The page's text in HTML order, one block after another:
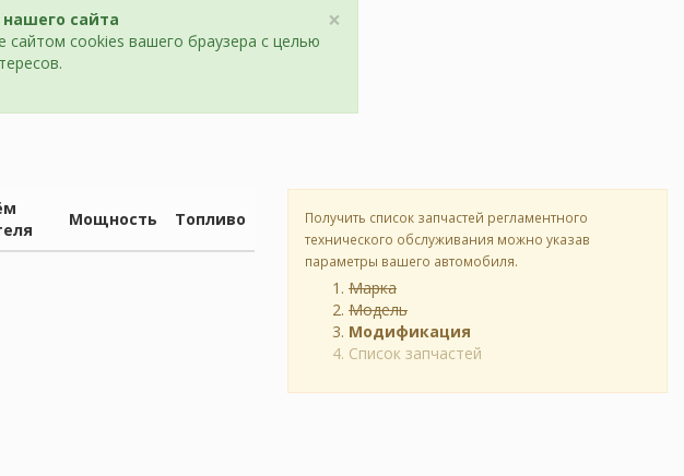
×
сайта
сайтом cookies вашего браузера с целью
Получить список запчастей регламентного
технического обслуживания можно указав
параметры вашего автомобиля.
Марка
Модель
Модификация
Список запчастей
Мощность Топливо